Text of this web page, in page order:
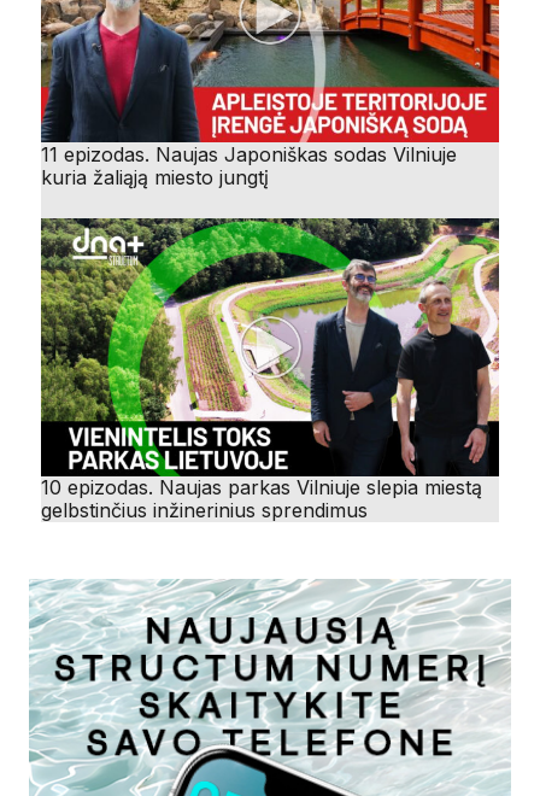
11 epizodas. Naujas Japoniškas sodas Vilniuje
kuria žaliąją miesto jungtį
10 epizodas. Naujas parkas Vilniuje slepia miestą
gelbstinčius inžinerinius sprendimus